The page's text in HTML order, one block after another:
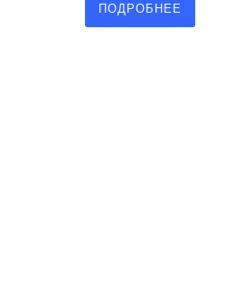
ПОДРОБНЕЕ